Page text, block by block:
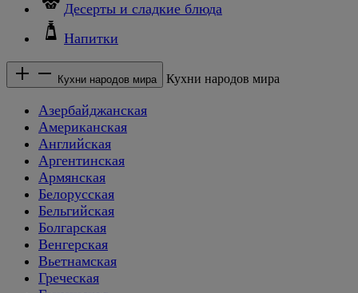
Десерты и сладкие блюда
Напитки
Кухни народов мира Кухни народов мира
Азербайджанская
Американская
Английская
Аргентинская
Армянская
Белорусская
Бельгийская
Болгарская
Венгерская
Вьетнамская
Греческая